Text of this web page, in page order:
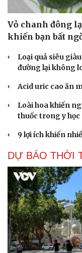
Vỏ chanh đông
khiến bạn bất
Loại quả siêu
đường lại không
Acid uric cao ăn
Loài hoa khiến
thuốc trong y học
9 lợi ích khiến
DỰ BÁO THỜI